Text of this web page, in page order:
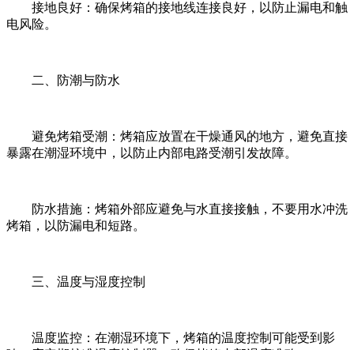
接地良好：确保烤箱的接地线连接良好，以防止漏电和触
电风险。
二、防潮与防水
避免烤箱受潮：烤箱应放置在干燥通风的地方，避免直接
暴露在潮湿环境中，以防止内部电路受潮引发故障。
防水措施：烤箱外部应避免与水直接接触，不要用水冲洗
烤箱，以防漏电和短路。
三、温度与湿度控制
温度监控：在潮湿环境下，烤箱的温度控制可能受到影